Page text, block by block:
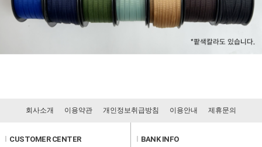
회사소개 이용약관 개인정보취급방침 이용안내 제휴문의
l CUSTOMER CENTER l BANK INFO